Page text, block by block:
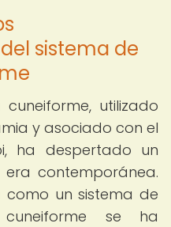
sistema de
utilizado
y asociado con el
ha despertado un
contemporánea.
como un sistema de
se ha